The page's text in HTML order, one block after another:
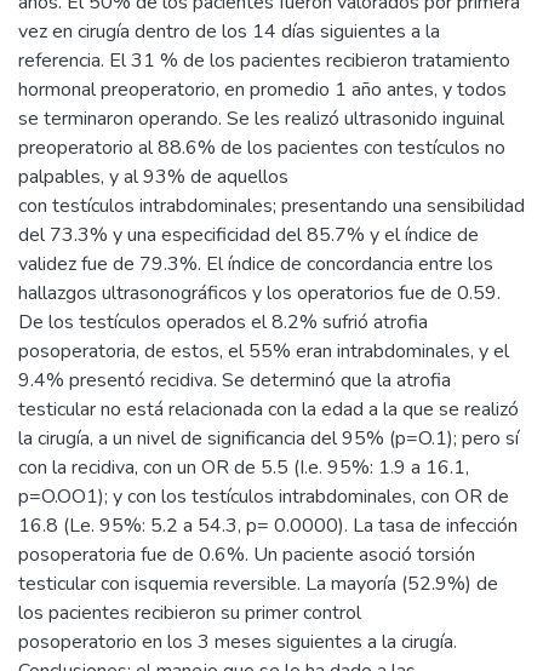
vez en cirugía dentro de los 14 días siguientes a la
referencia. El 31 % de los pacientes recibieron tratamiento
hormonal preoperatorio, en promedio 1 año antes, y todos
se terminaron operando. Se les realizó ultrasonido inguinal
preoperatorio al 88.6% de los pacientes con testículos no
palpables, y al 93% de aquellos
con testículos intrabdominales; presentando una sensibilidad
del 73.3% y una especificidad del 85.7% y el índice de
validez fue de 79.3%. El índice de concordancia entre los
hallazgos ultrasonográficos y los operatorios fue de 0.59.
De los testículos operados el 8.2% sufrió atrofia
posoperatoria, de estos, el 55% eran intrabdominales, y el
9.4% presentó recidiva. Se determinó que la atrofia
testicular no está relacionada con la edad a la que se realizó
la cirugía, a un nivel de significancia del 95% (p=O.1); pero sí
con la recidiva, con un OR de 5.5 (I.e. 95%: 1.9 a 16.1,
p=O.OO1); y con los testículos intrabdominales, con OR de
16.8 (Le. 95%: 5.2 a 54.3, p= 0.0000). La tasa de infección
posoperatoria fue de 0.6%. Un paciente asoció torsión
testicular con isquemia reversible. La mayoría (52.9%) de
los pacientes recibieron su primer control
posoperatorio en los 3 meses siguientes a la cirugía.